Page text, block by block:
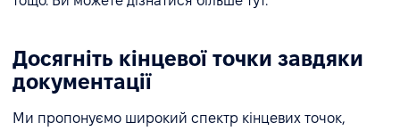
Досягніть кінцевої точки завдяки
документації
Ми пропонуємо широкий спектр кінцевих точок,